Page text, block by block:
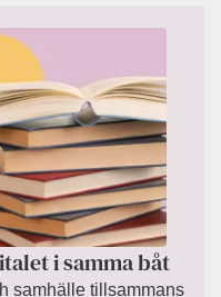
i samma båt
samhälle tillsammans